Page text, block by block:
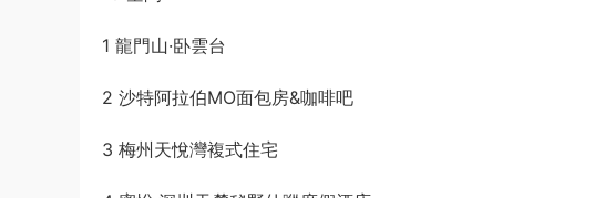
1 龍門山·卧雲台
2 沙特阿拉伯MO面包房&咖啡吧
3 梅州天悅灣複式住宅